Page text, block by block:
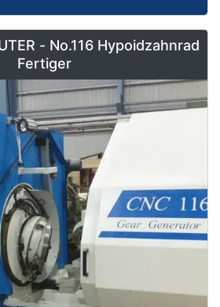
- No.116 Hypoidzahnrad
Fertiger